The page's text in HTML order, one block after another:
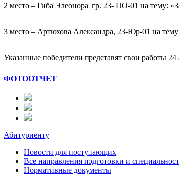
2 место – Гиба Элеонора, гр. 23- ПО-01 на тему:
3 место – Артюхова Александра, 23-Юр-01 на
Указанные победители представят свои работы
ФОТООТЧЕТ
Абитуриенту
Новости для поступающих
Все направления подготовки и
Нормативные документы